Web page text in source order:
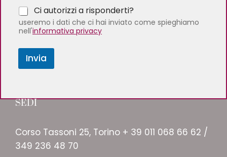
Ci autorizzi a risponderti?
useremo i dati che ci hai inviato come spieghiamo
nell'informativa privacy
Invia
SEDI
Corso Tassoni 25, Torino + 39 011 068 66 62 /
349 236 48 70